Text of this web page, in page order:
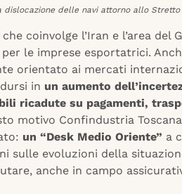
dislocazione delle navi attorno allo Stretto
coinvolge l’Iran e l’area
le imprese esportatrici.
orientato ai mercati
in un aumento
ricadute su pagamenti,
motivo Confindustria
un “Desk Medio Oriente” a
sulle evoluzioni della
anche in campo